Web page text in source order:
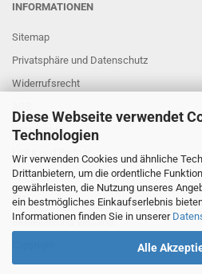
Diese Webseite verwendet
Technologien
Wir verwenden Cookies und ähnliche
Drittanbietern, um die ordentliche
gewährleisten, die Nutzung unseres
ein bestmögliches Einkaufserlebnis
Informationen finden Sie in unserer
Alle
INFORMATIONEN
Sitemap
Privatsphäre und Datenschutz
Widerrufsrecht
Impressum
Links und Partner
FAQ
Bestellen und Versand